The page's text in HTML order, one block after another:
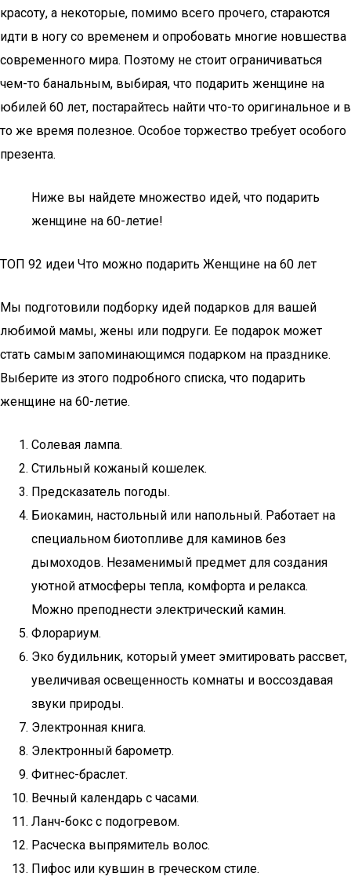
красоту, а некоторые, помимо всего прочего, стараются
идти в ногу со временем и опробовать многие новшества
современного мира. Поэтому не стоит ограничиваться
чем-то банальным, выбирая, что подарить женщине на
юбилей 60 лет, постарайтесь найти что-то оригинальное и в
то же время полезное. Особое торжество требует особого
презента.
Ниже вы найдете множество идей, что подарить
женщине на 60-летие!
ТОП 92 идеи Что можно подарить Женщине на 60 лет
Мы подготовили подборку идей подарков для вашей
любимой мамы, жены или подруги. Ее подарок может
стать самым запоминающимся подарком на празднике.
Выберите из этого подробного списка, что подарить
женщине на 60-летие.
Солевая лампа.
Стильный кожаный кошелек.
Предсказатель погоды.
Биокамин, настольный или напольный. Работает на
специальном биотопливе для каминов без
дымоходов. Незаменимый предмет для создания
уютной атмосферы тепла, комфорта и релакса.
Можно преподнести электрический камин.
Флорариум.
Эко будильник, который умеет эмитировать рассвет,
увеличивая освещенность комнаты и воссоздавая
звуки природы.
Электронная книга.
Электронный барометр.
Фитнес-браслет.
Вечный календарь с часами.
Ланч-бокс с подогревом.
Расческа выпрямитель волос.
Пифос или кувшин в греческом стиле.